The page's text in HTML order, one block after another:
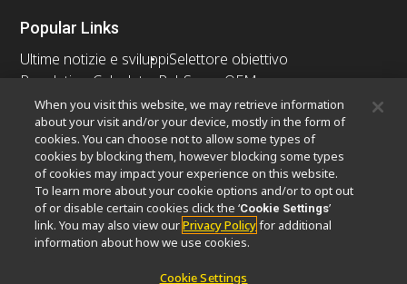
Popular Links
Ultime notizie e sviluppiSelettore obiettivo
Resolution Calculator PubScope OEM
Nikon Small World
MicroscopyU
Altri prodotti Nikon
Prodotti di imaging
Microscopia industriale e metrologia
Sistemi di litografia a semiconduttore
Sistemi di litografia a FPD
When you visit this website, we may retrieve information
about your visit and/or your device, mostly in the form of
cookies. You can choose not to allow some types of
cookies by blocking them, however blocking some types
of cookies may impact your experience on this website.
To learn more about your cookie options and/or to opt out
of or disable certain cookies click the ‘Cookie Settings’
link. You may also view ourPrivacy Policyfor additional
information about how we use cookies.
Cookie Settings